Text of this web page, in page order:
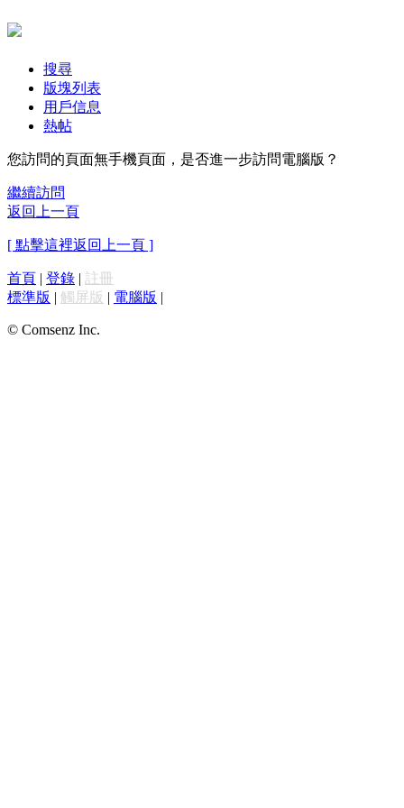
搜尋
版塊列表
用戶信息
熱帖
您訪問的頁面無手機頁面，是否進一步訪問電腦版？
繼續訪問
返回上一頁
[ 點擊這裡返回上一頁 ]
首頁 | 登錄 | 註冊
標準版 | 觸屏版 | 電腦版 |
© Comsenz Inc.